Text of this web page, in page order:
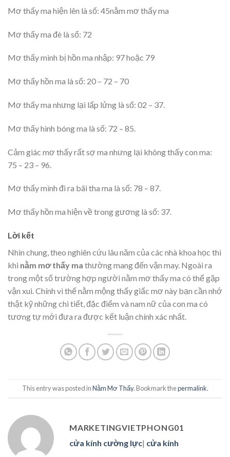
Mơ thấy ma hiện lên là số: 45nằm mơ thấy ma
Mơ thấy ma đè là số: 72
Mơ thấy mình bị hồn ma nhập: 97 hoặc 79
Mơ thấy hồn ma là số: 20 – 72 – 70
Mơ thấy ma nhưng lại lấp lửng là số: 02 – 37.
Mơ thấy hình bóng ma là số: 72 – 85.
Cảm giác mơ thấy rất sợ ma nhưng lại không thấy con ma:
75 – 23 – 96.
Mơ thấy mình đi ra bãi tha ma là số: 78 – 87.
Mơ thấy hồn ma hiện về trong gương là số: 37.
Lời kết
Nhìn chung, theo nghiên cứu lâu năm của các nhà khoa học thì
khi nằm mơ thấy ma thường mang đến vận may. Ngoài ra
trong một số trường hợp người nằm mơ thấy ma có thể gặp
vận xui. Chính vì thế nằm mộng thấy giấc mơ này bạn cần nhớ
thật kỹ những chi tiết, đặc điểm và nam nữ của con ma có
tương tự mới đưa ra được kết luận chính xác nhất.
This entry was posted inNằm Mơ Thấy. Bookmark thepermalink.
MARKETINGVIETPHONG01
cửa kính cường lực| cửa kính